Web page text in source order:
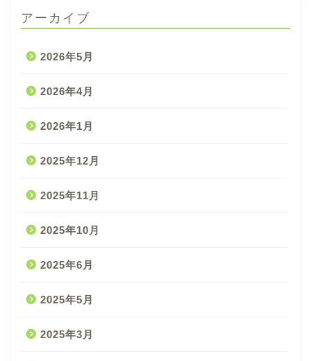
アーカイブ
2026年5月
2026年4月
2026年1月
2025年12月
2025年11月
2025年10月
2025年6月
2025年5月
2025年3月